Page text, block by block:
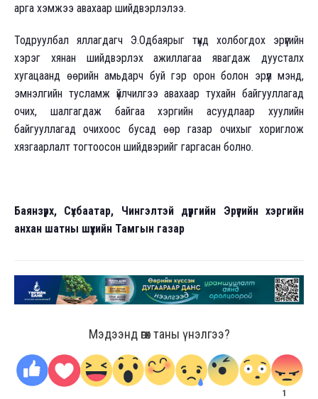
арга хэмжээ авахаар шийдвэрлэлээ.
Тодруулбал яллагдагч Э.Одбаярыг түүнд холбогдох эрүүгийн
хэрэг хянан шийдвэрлэх ажиллагаа явагдаж дуусталх
хугацаанд өөрийн амьдарч буй гэр орон болон эрүүл мэнд,
эмнэлгийн тусламж үйлчилгээ авахаар тухайн байгууллагад
очих, шалгагдаж байгаа хэргийн асуудлаар хуулийн
байгууллагад очихоос бусад өөр газар очихыг хориглож
хязгаарлалт тогтоосон шийдвэрийг гаргасан болно.
Баянзүрх, Сүхбаатар, Чингэлтэй дүүргийн Эрүүгийн хэргийн
анхан шатны шүүхийн Тамгын газар
Мэдээнд өгөх таны үнэлгээ?
1